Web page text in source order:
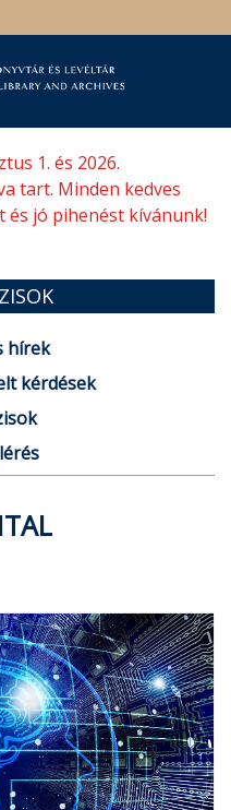
1. és 2026.
tart. Minden kedves
és jó pihenést kívánunk!
hírek
kérdések